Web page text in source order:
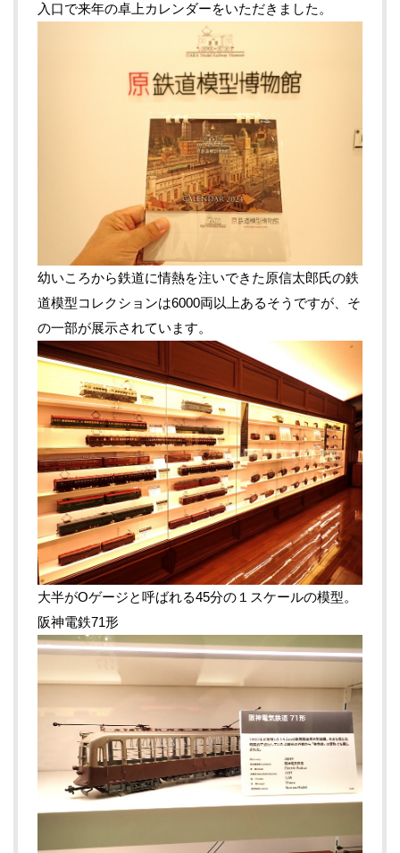
入口で来年の卓上カレンダーをいただきました。
幼いころから鉄道に情熱を注いできた原信太郎氏の鉄
道模型コレクションは6000両以上あるそうですが、そ
の一部が展示されています。
大半がOゲージと呼ばれる45分の１スケールの模型。
阪神電鉄71形